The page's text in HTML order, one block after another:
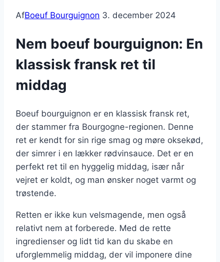
AfBoeuf Bourguignon 3. december 2024
Nem boeuf bourguignon: En
klassisk fransk ret til
middag
Boeuf bourguignon er en klassisk fransk ret,
der stammer fra Bourgogne-regionen. Denne
ret er kendt for sin rige smag og møre oksekød,
der simrer i en lækker rødvinsauce. Det er en
perfekt ret til en hyggelig middag, især når
vejret er koldt, og man ønsker noget varmt og
trøstende.
Retten er ikke kun velsmagende, men også
relativt nem at forberede. Med de rette
ingredienser og lidt tid kan du skabe en
uforglemmelig middag, der vil imponere dine